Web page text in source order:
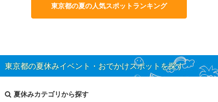
東京都の夏の人気スポットランキング
東京都の夏休みイベント・おでかけスポットを探す
夏休みカテゴリから探す